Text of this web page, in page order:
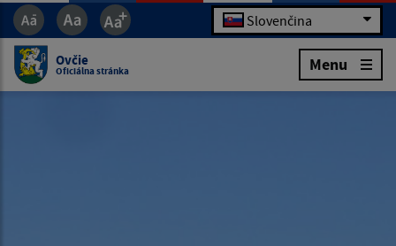
Slovenčina
Ovčie
Oficiálna stránka Menu